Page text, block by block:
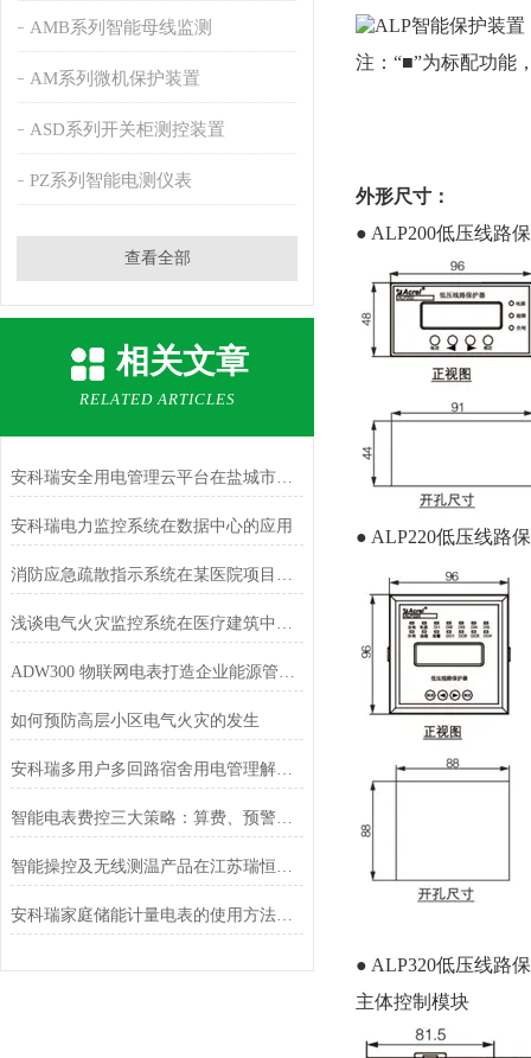
AMB系列智能母线监测
AM系列微机保护装置
ASD系列开关柜测控装置
PZ系列智能电测仪表
查看全部
相关文章
RELATED ARTICLES
安科瑞安全用电管理云平台在盐城市建设项目的研究与应用
安科瑞电力监控系统在数据中心的应用
消防应急疏散指示系统在某医院项目的应用
浅谈电气火灾监控系统在医疗建筑中的应用
ADW300 物联网电表打造企业能源管理的“数字心脏”
如何预防高层小区电气火灾的发生
安科瑞多用户多回路宿舍用电管理解决方案
智能电表费控三大策略：算费、预警、停电全解析
智能操控及无线测温产品在江苏瑞恒双氧水气体检测项目中的应用
安科瑞家庭储能计量电表的使用方法与维护方案
注：“■”为标配功能
外形尺寸：
● ALP200低压线路
● ALP220低压线路
● ALP320低压线路
主体控制模块